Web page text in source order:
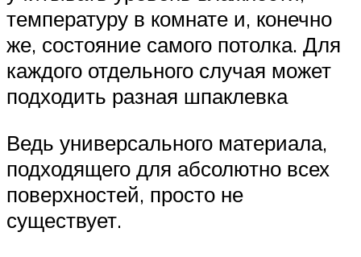
температуру в комнате и, конечно
же, состояние самого потолка. Для
каждого отдельного случая может
подходить разная шпаклевка
Ведь универсального материала,
подходящего для абсолютно всех
поверхностей, просто не
существует.